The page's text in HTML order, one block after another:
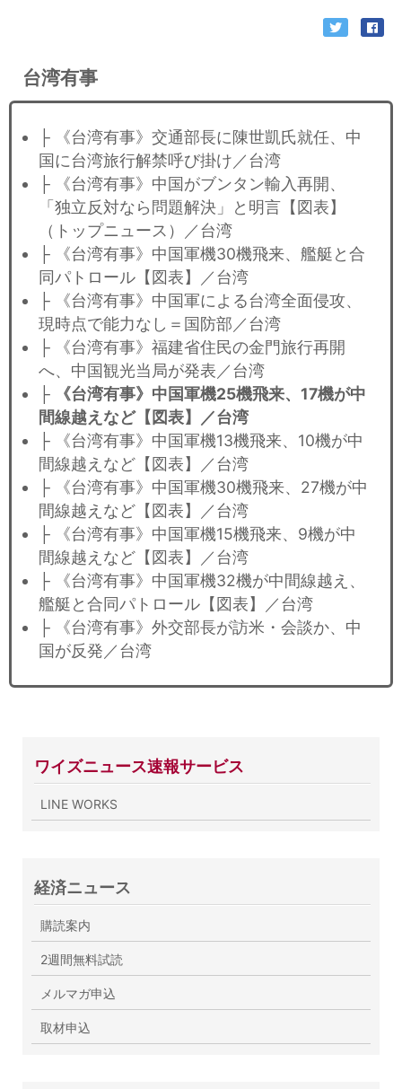
台湾有事
├ 《台湾有事》交通部長に陳世凱氏就任、中
国に台湾旅行解禁呼び掛け／台湾
├ 《台湾有事》中国がブンタン輸入再開、
「独立反対なら問題解決」と明言【図表】
（トップニュース）／台湾
├ 《台湾有事》中国軍機30機飛来、艦艇と合
同パトロール【図表】／台湾
├ 《台湾有事》中国軍による台湾全面侵攻、
現時点で能力なし＝国防部／台湾
├ 《台湾有事》福建省住民の金門旅行再開
へ、中国観光当局が発表／台湾
├
《台湾有事》中国軍機25機飛来、17機が中
間線越えなど【図表】／台湾
├ 《台湾有事》中国軍機13機飛来、10機が中
間線越えなど【図表】／台湾
├ 《台湾有事》中国軍機30機飛来、27機が中
間線越えなど【図表】／台湾
├ 《台湾有事》中国軍機15機飛来、9機が中
間線越えなど【図表】／台湾
├ 《台湾有事》中国軍機32機が中間線越え、
艦艇と合同パトロール【図表】／台湾
├ 《台湾有事》外交部長が訪米・会談か、中
国が反発／台湾
ワイズニュース速報サービス
LINE WORKS
経済ニュース
購読案内
2週間無料試読
メルマガ申込
取材申込